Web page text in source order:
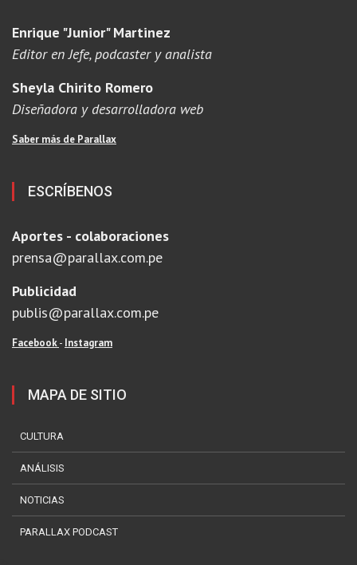
Enrique "Junior" Martinez
Editor en Jefe, podcaster y analista
Sheyla Chirito Romero
Diseñadora y desarrolladora web
Saber más de Parallax
ESCRÍBENOS
Aportes - colaboraciones
prensa@parallax.com.pe
Publicidad
publis@parallax.com.pe
Facebook- Instagram
MAPA DE SITIO
CULTURA
ANÁLISIS
NOTICIAS
PARALLAX PODCAST